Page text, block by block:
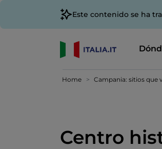
Este contenido se ha
Home Campania: sitios que
Centro